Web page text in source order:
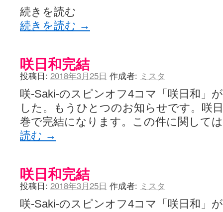
続きを読む
続きを読む →
咲日和完結
投稿日: 2018年3月25日 作成者: ミスタ
咲-Saki-のスピンオフ4コマ「咲日和」
した。もうひとつのお知らせです。咲
巻で完結になります。この件に関して
読む →
咲日和完結
投稿日: 2018年3月25日 作成者: ミスタ
咲-Saki-のスピンオフ4コマ「咲日和」